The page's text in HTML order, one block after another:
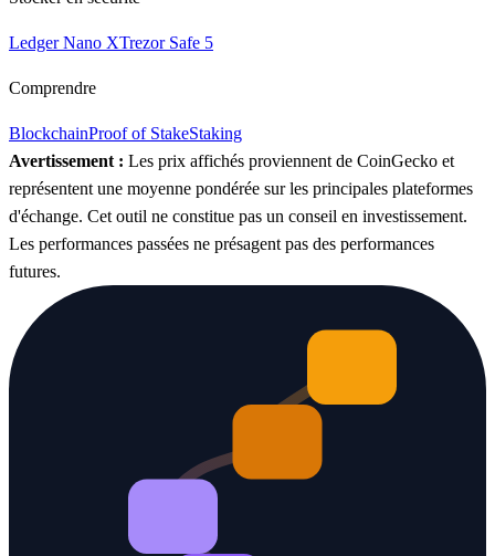
Ledger Nano XTrezor Safe 5
Comprendre
BlockchainProof of StakeStaking
Avertissement : Les prix affichés proviennent de CoinGecko et
représentent une moyenne pondérée sur les principales plateformes
d'échange. Cet outil ne constitue pas un conseil en investissement.
Les performances passées ne présagent pas des performances
futures.